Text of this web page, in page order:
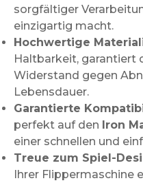
sorgfältiger
einzigartig macht.
Hochwertige
Haltbarkeit, garantiert
Widerstand gegen
Lebensdauer.
Garantierte
perfekt auf den Iron
einer schnellen und
Treue zum Spiel-
Ihrer Flippermaschine